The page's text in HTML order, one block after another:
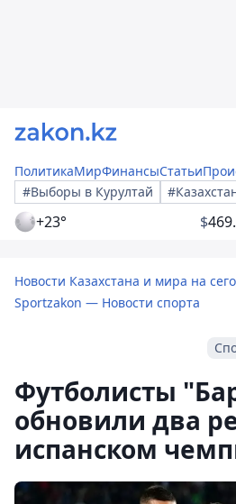
ПолитикаМирФинансыСтатьи
#Выборы в Курултай
+23° $
Новости Казахстана и мира на
Sportzakon — Новости спорта
Футболисты
обновили два
испанском